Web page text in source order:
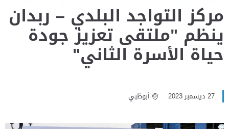
مركز التواجد البلدي – ربدان
ينظم "ملتقى تعزيز جودة
حياة الأسرة الثاني"
27 ديسمبر 2023 أبوظبي